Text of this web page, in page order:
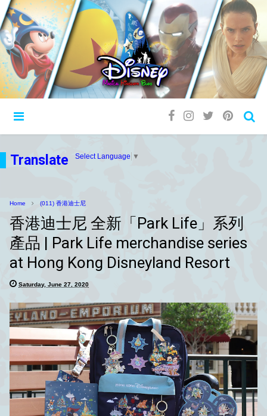
Translate Select Language ▼
Home (011) 香港迪士尼
香港迪士尼 全新「Park Life」系列
產品 | Park Life merchandise series
at Hong Kong Disneyland Resort
Saturday, June 27, 2020